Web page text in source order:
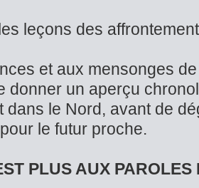
leçons des
et aux mensonges
donner un aperçu
dans le Nord, avant de
le futur proche.
PLUS AUX PAROLES